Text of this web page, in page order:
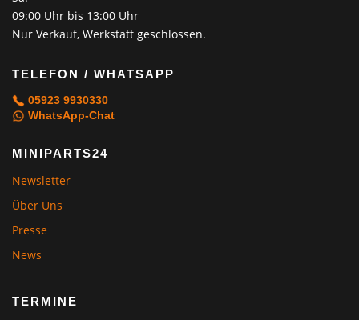
09:00 Uhr bis 13:00 Uhr
Nur Verkauf, Werkstatt geschlossen.
TELEFON / WHATSAPP
05923 9930330
WhatsApp-Chat
MINIPARTS24
Newsletter
Über Uns
Presse
News
TERMINE